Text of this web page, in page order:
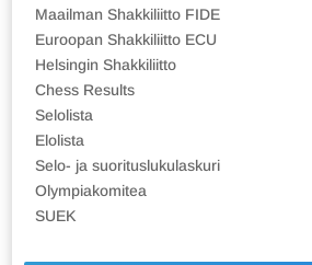
Maailman Shakkiliitto FIDE
Euroopan Shakkiliitto ECU
Helsingin Shakkiliitto
Chess Results
Selolista
Elolista
Selo- ja suorituslukulaskuri
Olympiakomitea
SUEK